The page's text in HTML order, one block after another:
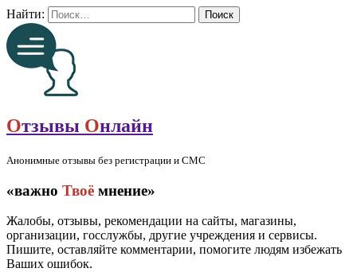
Найти:
Отзывы Онлайн
Анонимные отзывы без регистрации и СМС
«важно Твоё мнение»
Жалобы, отзывы, рекомендации на сайты, магазины,
организации, госслужбы, другие учреждения и сервисы.
Пишите, оставляйте комментарии, помогите людям избежать
Ваших ошибок.